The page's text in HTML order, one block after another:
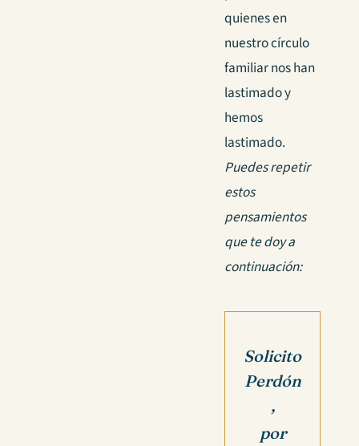
quienes en
nuestro círculo
familiar nos han
lastimado y
hemos
lastimado.
Puedes repetir
estos
pensamientos
que te doy a
continuación:
Solicito
Perdón
,
por